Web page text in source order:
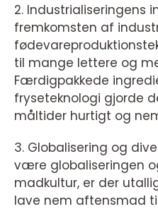
2. Industrialiseringens
fremkomsten af
til mange lettere og
Færdigpakkede
fryseteknologi gjorde
måltider hurtigt og
3. Globalisering og
være globaliseringen
madkultur, er der
lave nem aftensmad